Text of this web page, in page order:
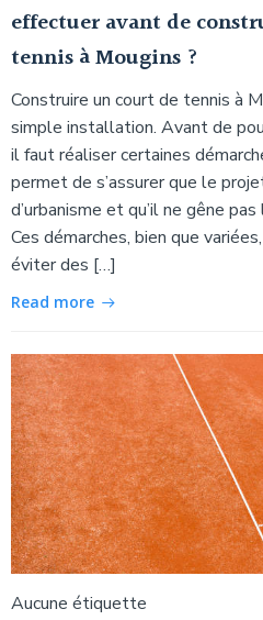
effectuer avant de
tennis à Mougins ?
Construire un court de tennis à
simple installation. Avant de
il faut réaliser certaines
permet de s’assurer que le
d’urbanisme et qu’il ne gêne
Ces démarches, bien que
éviter des […]
Read more
Aucune étiquette